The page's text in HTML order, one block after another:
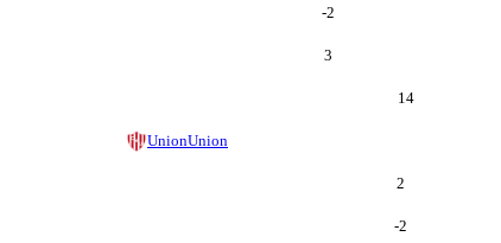
-2
3
14
UnionUnion
2
-2